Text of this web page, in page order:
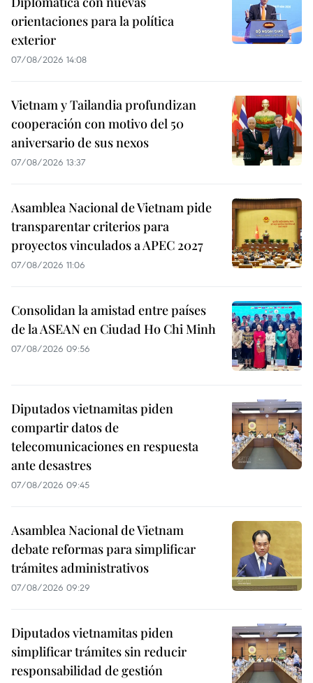
orientaciones para la política
exterior
07/08/2026 14:08
Vietnam y Tailandia profundizan
cooperación con motivo del 50
aniversario de sus nexos
07/08/2026 13:37
Asamblea Nacional de Vietnam pide
transparentar criterios para
proyectos vinculados a APEC 2027
07/08/2026 11:06
Consolidan la amistad entre países
de la ASEAN en Ciudad Ho Chi Minh
07/08/2026 09:56
Diputados vietnamitas piden
compartir datos de
telecomunicaciones en respuesta
ante desastres
07/08/2026 09:45
Asamblea Nacional de Vietnam
debate reformas para simplificar
trámites administrativos
07/08/2026 09:29
Diputados vietnamitas piden
simplificar trámites sin reducir
responsabilidad de gestión